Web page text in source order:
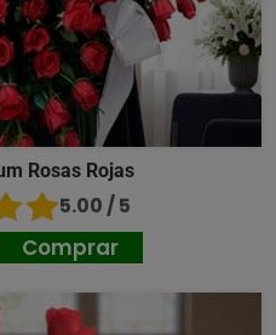
Rosas Rojas
5.00 / 5
Comprar